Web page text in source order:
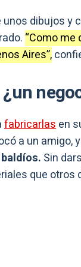
dibujos
“Como me
Aires”,
fabricarlasen
a un amigo, y
Sin
que otros